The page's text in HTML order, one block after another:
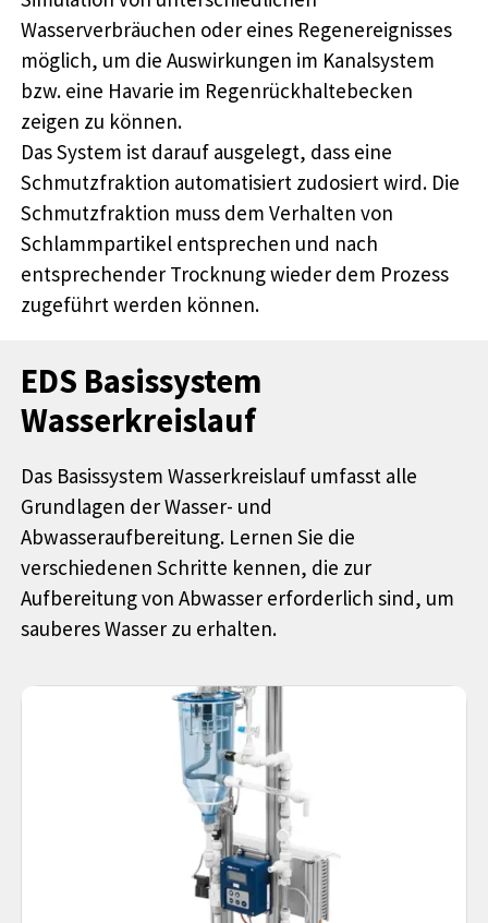
Wasserverbräuchen oder eines Regenereignisses
möglich, um die Auswirkungen im Kanalsystem
bzw. eine Havarie im Regenrückhaltebecken
zeigen zu können.
Das System ist darauf ausgelegt, dass eine
Schmutzfraktion automatisiert zudosiert wird. Die
Schmutzfraktion muss dem Verhalten von
Schlammpartikel entsprechen und nach
entsprechender Trocknung wieder dem Prozess
zugeführt werden können.
EDS Basissystem
Wasserkreislauf
Das Basissystem Wasserkreislauf umfasst alle
Grundlagen der Wasser- und
Abwasseraufbereitung. Lernen Sie die
verschiedenen Schritte kennen, die zur
Aufbereitung von Abwasser erforderlich sind, um
sauberes Wasser zu erhalten.